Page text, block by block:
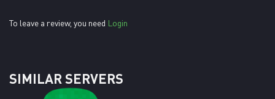
To leave a review, you need Login
SIMILAR SERVERS